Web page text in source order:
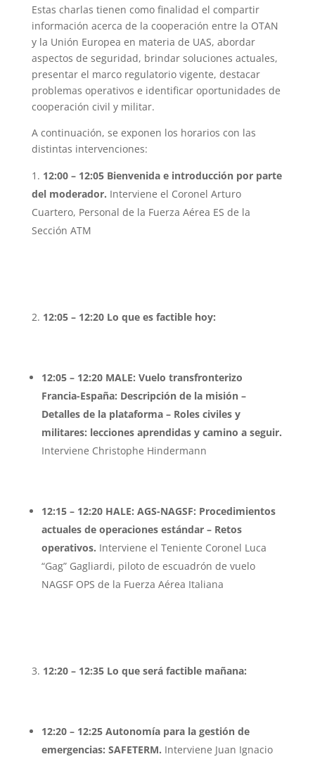
Estas charlas tienen como finalidad el compartir
información acerca de la cooperación entre la OTAN
y la Unión Europea en materia de UAS, abordar
aspectos de seguridad, brindar soluciones actuales,
presentar el marco regulatorio vigente, destacar
problemas operativos e identificar oportunidades de
cooperación civil y militar.
A continuación, se exponen los horarios con las
distintas intervenciones:
12:00 – 12:05 Bienvenida e introducción por parte
del moderador. Interviene el Coronel Arturo
Cuartero, Personal de la Fuerza Aérea ES de la
Sección ATM
12:05 – 12:20 Lo que es factible hoy:
12:05 – 12:20 MALE: Vuelo transfronterizo
Francia-España: Descripción de la misión –
Detalles de la plataforma – Roles civiles y
militares: lecciones aprendidas y camino a seguir.
Interviene Christophe Hindermann
12:15 – 12:20 HALE: AGS-NAGSF: Procedimientos
actuales de operaciones estándar – Retos
operativos. Interviene el Teniente Coronel Luca
“Gag” Gagliardi, piloto de escuadrón de vuelo
NAGSF OPS de la Fuerza Aérea Italiana
12:20 – 12:35 Lo que será factible mañana:
12:20 – 12:25 Autonomía para la gestión de
emergencias: SAFETERM. Interviene Juan Ignacio